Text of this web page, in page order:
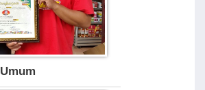
Umum